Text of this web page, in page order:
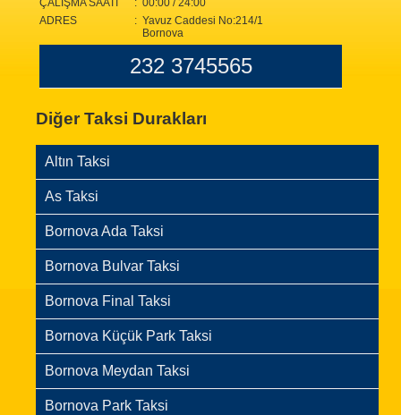
ÇALIŞMA SAATİ
: 00:00 / 24:00
ADRES
: Yavuz Caddesi No:214/1
Bornova
232 3745565
Diğer Taksi Durakları
Altın Taksi
As Taksi
Bornova Ada Taksi
Bornova Bulvar Taksi
Bornova Final Taksi
Bornova Küçük Park Taksi
Bornova Meydan Taksi
Bornova Park Taksi